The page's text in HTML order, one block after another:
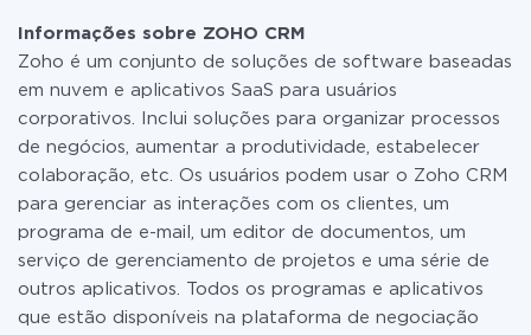
Informações sobre ZOHO CRM
Zoho é um conjunto de soluções de software baseadas
em nuvem e aplicativos SaaS para usuários
corporativos. Inclui soluções para organizar processos
de negócios, aumentar a produtividade, estabelecer
colaboração, etc. Os usuários podem usar o Zoho CRM
para gerenciar as interações com os clientes, um
programa de e-mail, um editor de documentos, um
serviço de gerenciamento de projetos e uma série de
outros aplicativos. Todos os programas e aplicativos
que estão disponíveis na plataforma de negociação